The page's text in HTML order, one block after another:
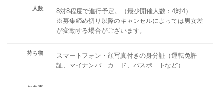
人数
8対8程度で進行予定。（最少開催人数：4対4）
※募集締め切り以降のキャンセルによっては男女差
が変動する場合がございます。
持ち物
スマートフォン・顔写真付きの身分証（運転免許
証、マイナンバーカード、パスポートなど）